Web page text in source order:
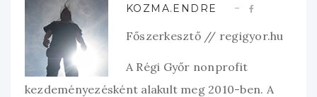
KOZMA.ENDRE
Főszerkesztő // regigyor.hu
A Régi Győr nonprofit
kezdeményezésként alakult meg 2010-ben. A